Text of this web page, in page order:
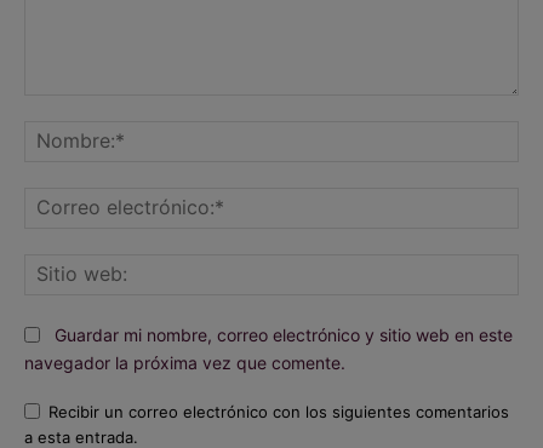
Guardar mi nombre, correo electrónico y sitio web en este
navegador la próxima vez que comente.
Recibir un correo electrónico con los siguientes comentarios
a esta entrada.